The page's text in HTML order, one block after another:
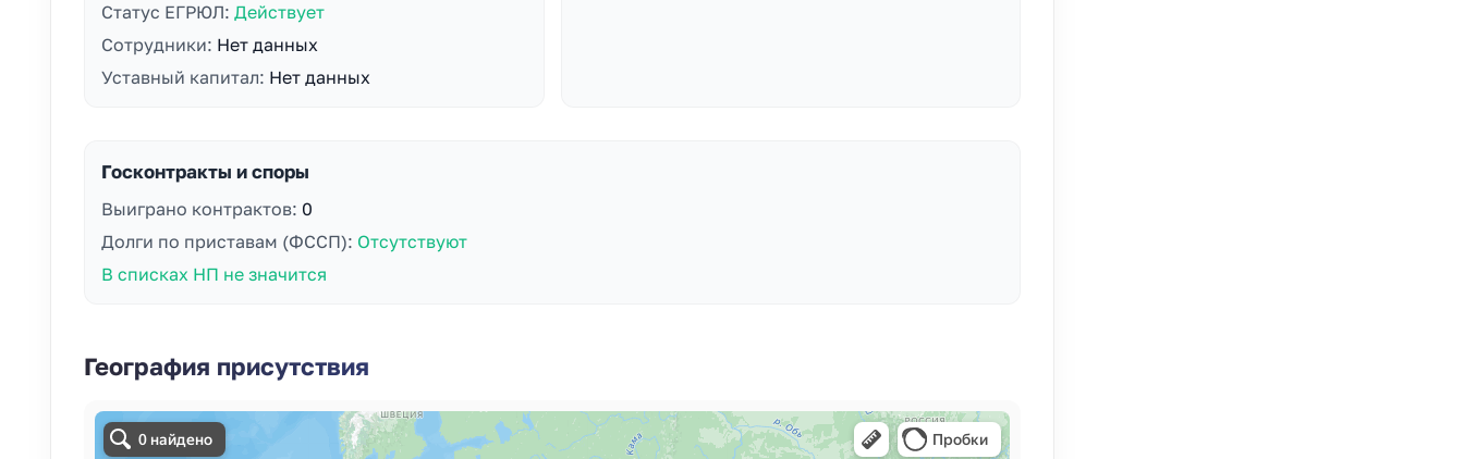
Статус ЕГРЮЛ: Действует
Сотрудники: Нет данных
Уставный капитал: Нет данных
Госконтракты и споры
Выиграно контрактов: 0
Долги по приставам (ФССП): Отсутствуют
В списках НП не значится
География присутствия